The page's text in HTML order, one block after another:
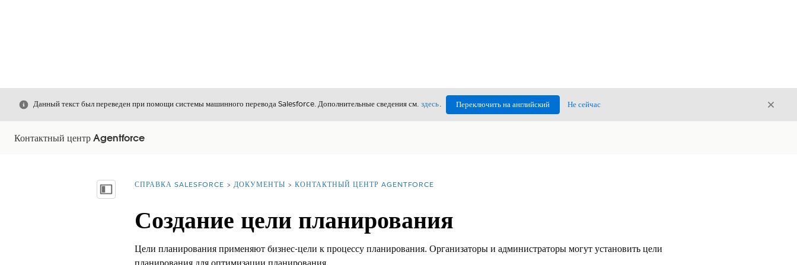
Закрыть
Данный текст был переведен при помощи системы машинного перевода Salesforce. Дополнительные сведения см. здесь. Переключить на английский Не сейчас
Контактный центр Agentforce
Показать содержание
Вы находитесь здесь:
СПРАВКА SALESFORCE ДОКУМЕНТЫ КОНТАКТНЫЙ ЦЕНТР AGENTFORCE
Создание цели планирования
Цели планирования применяют бизнес-цели к процессу планирования. Организаторы и администраторы могут установить цели